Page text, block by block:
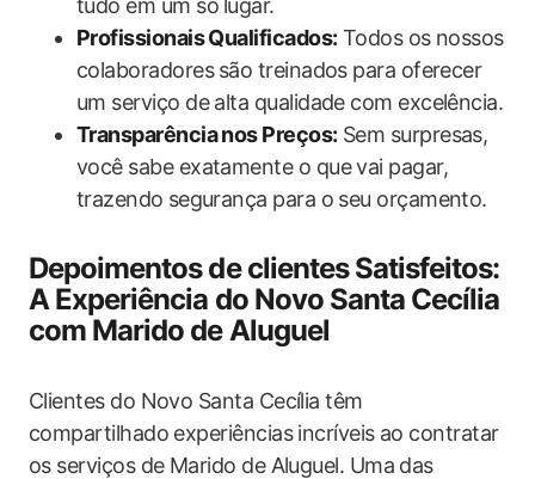
tudo em um só ⁤lugar.
Profissionais Qualificados: Todos os nossos
colaboradores⁤ são treinados para oferecer
um serviço de alta qualidade com excelência.
Transparência nos Preços: Sem surpresas,
você sabe exatamente o que vai pagar,
trazendo ⁤segurança para o seu orçamento.
Depoimentos​ de clientes Satisfeitos:
A ‌Experiência do Novo Santa Cecília
‍com Marido de Aluguel
Clientes do Novo Santa Cecília têm
compartilhado experiências incríveis ‌ao contratar
os serviços de ‌Marido de ​Aluguel. Uma das